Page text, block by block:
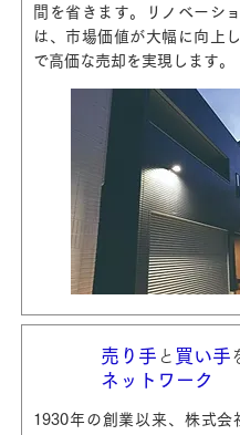
間を省きます。リノベーシ
は、市場価値が大幅に向上
で高価な売却を実現します。
売り手 と 買い手
ネットワーク
1930年の創業以来、株式会